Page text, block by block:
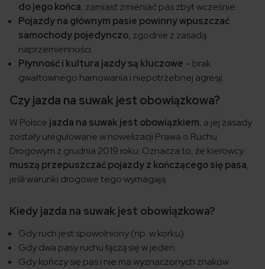
do jego końca, zamiast zmieniać pas zbyt wcześnie.
Pojazdy na głównym pasie powinny wpuszczać
samochody pojedynczo, zgodnie z zasadą
naprzemienności.
Płynność i kultura jazdy są kluczowe – brak
gwałtownego hamowania i niepotrzebnej agresji.
Czy jazda na suwak jest obowiązkowa?
W Polsce jazda na suwak jest obowiązkiem, a jej zasady
zostały uregulowane w nowelizacji Prawa o Ruchu
Drogowym z grudnia 2019 roku. Oznacza to, że kierowcy
muszą przepuszczać pojazdy z kończącego się pasa,
jeśli warunki drogowe tego wymagają.
Kiedy jazda na suwak jest obowiązkowa?
Gdy ruch jest spowolniony (np. w korku).
Gdy dwa pasy ruchu łączą się w jeden.
Gdy kończy się pas i nie ma wyznaczonych znaków